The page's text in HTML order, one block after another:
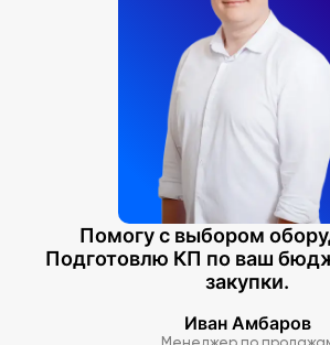
Помогу с выбором
Подготовлю КП по ваш
закупки.
Иван Амбаров